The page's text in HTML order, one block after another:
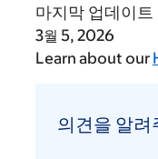
마지막 업데이트
3월 5, 2026
Learn about our
견
의견을 알려